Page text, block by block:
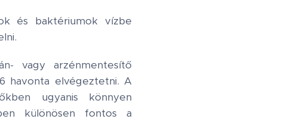
és baktériumok vízbe
vagy arzénmentesítő
havonta elvégeztetni. A
ugyanis könnyen
különösen fontos a